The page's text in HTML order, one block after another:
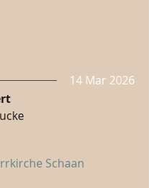
14 Mar 2026
Schaan